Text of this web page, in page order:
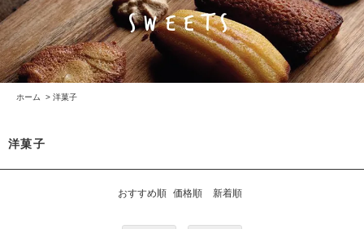
ホーム > 洋菓子
洋菓子
おすすめ順 価格順 新着順